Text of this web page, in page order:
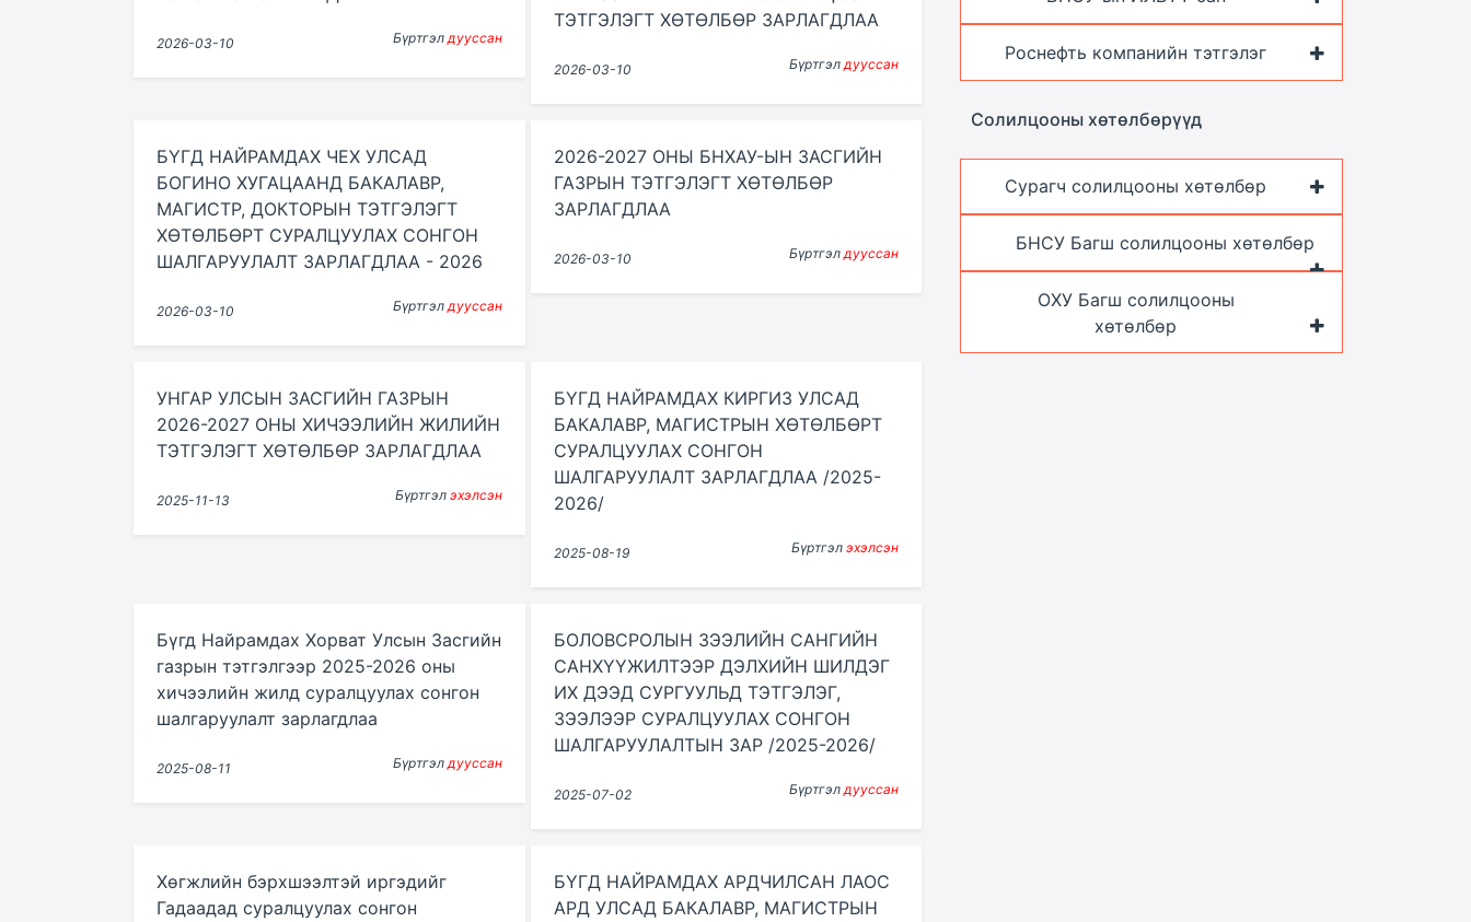
2026-03-10 Бүртгэлдууссан
ТЭТГЭЛЭГТ ХӨТӨЛБӨР ЗАРЛАГДЛАА
2026-03-10 Бүртгэлдууссан
БҮГД НАЙРАМДАХ ЧЕХ УЛСАД
БОГИНО ХУГАЦААНД БАКАЛАВР,
МАГИСТР, ДОКТОРЫН ТЭТГЭЛЭГТ
ХӨТӨЛБӨРТ СУРАЛЦУУЛАХ СОНГОН
ШАЛГАРУУЛАЛТ ЗАРЛАГДЛАА - 2026
2026-03-10 Бүртгэлдууссан
2026-2027 ОНЫ БНХАУ-ЫН ЗАСГИЙН
ГАЗРЫН ТЭТГЭЛЭГТ ХӨТӨЛБӨР
ЗАРЛАГДЛАА
2026-03-10 Бүртгэлдууссан
УНГАР УЛСЫН ЗАСГИЙН ГАЗРЫН
2026-2027 ОНЫ ХИЧЭЭЛИЙН ЖИЛИЙН
ТЭТГЭЛЭГТ ХӨТӨЛБӨР ЗАРЛАГДЛАА
2025-11-13 Бүртгэл эхэлсэн
БҮГД НАЙРАМДАХ КИРГИЗ УЛСАД
БАКАЛАВР, МАГИСТРЫН ХӨТӨЛБӨРТ
СУРАЛЦУУЛАХ СОНГОН
ШАЛГАРУУЛАЛТ ЗАРЛАГДЛАА /2025-
2026/
2025-08-19 Бүртгэлэхэлсэн
Бүгд Найрамдах Хорват Улсын Засгийн
газрын тэтгэлгээр 2025-2026 оны
хичээлийн жилд суралцуулах сонгон
шалгаруулалт зарлагдлаа
2025-08-11 Бүртгэлдууссан
БОЛОВСРОЛЫН ЗЭЭЛИЙН САНГИЙН
САНХҮҮЖИЛТЭЭР ДЭЛХИЙН ШИЛДЭГ
ИХ ДЭЭД СУРГУУЛЬД ТЭТГЭЛЭГ,
ЗЭЭЛЭЭР СУРАЛЦУУЛАХ СОНГОН
ШАЛГАРУУЛАЛТЫН ЗАР /2025-2026/
2025-07-02 Бүртгэлдууссан
Хөгжлийн бэрхшээлтэй иргэдийг
Гадаадад суралцуулах сонгон
БҮГД НАЙРАМДАХ АРДЧИЛСАН ЛАОС
АРД УЛСАД БАКАЛАВР, МАГИСТРЫН
Роснефть компанийн тэтгэлэг
Солилцооны хөтөлбөрүүд
Сурагч солилцооны хөтөлбөр
БНСУ Багш солилцооны хөтөлбөр
ОХУ Багш солилцооны
хөтөлбөр